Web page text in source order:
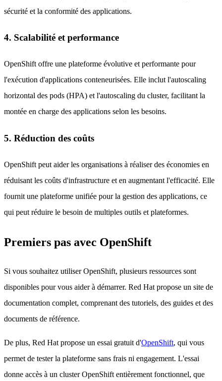
sécurité et la conformité des applications.
4. Scalabilité et performance
OpenShift offre une plateforme évolutive et performante pour
l'exécution d'applications conteneurisées. Elle inclut l'autoscaling
horizontal des pods (HPA) et l'autoscaling du cluster, facilitant la
montée en charge des applications selon les besoins.
5. Réduction des coûts
OpenShift peut aider les organisations à réaliser des économies en
réduisant les coûts d'infrastructure et en augmentant l'efficacité. Elle
fournit une plateforme unifiée pour la gestion des applications, ce
qui peut réduire le besoin de multiples outils et plateformes.
Premiers pas avec OpenShift
Si vous souhaitez utiliser OpenShift, plusieurs ressources sont
disponibles pour vous aider à démarrer. Red Hat propose un site de
documentation complet, comprenant des tutoriels, des guides et des
documents de référence.
De plus, Red Hat propose un essai gratuit d'OpenShift, qui vous
permet de tester la plateforme sans frais ni engagement. L'essai
donne accès à un cluster OpenShift entièrement fonctionnel, que